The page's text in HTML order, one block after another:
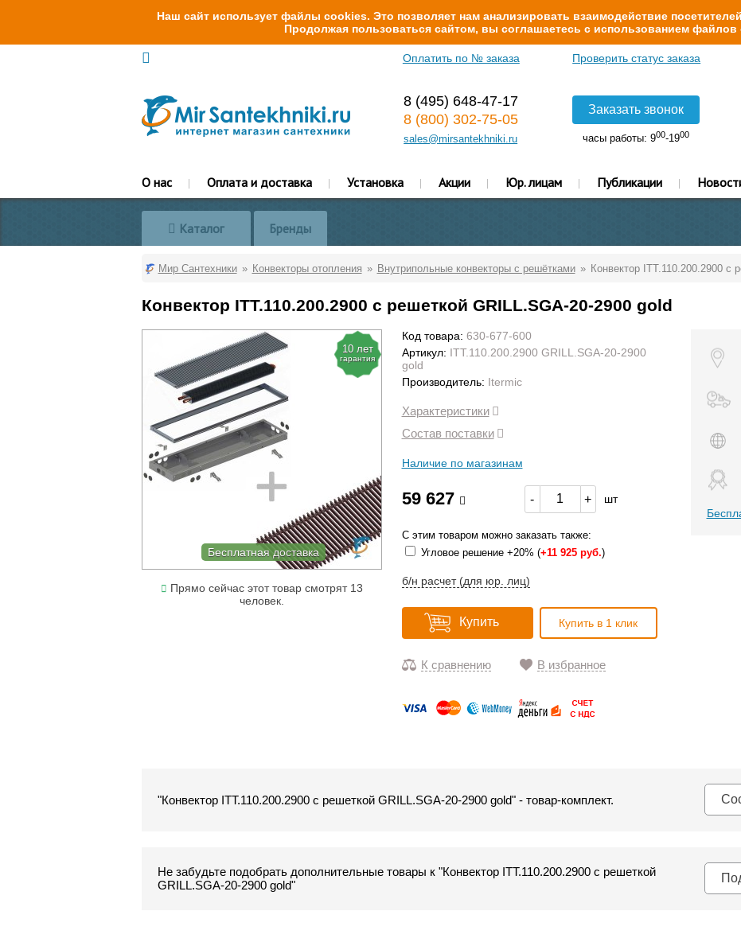
Наш сайт использует файлы cookies. Это позволяет нам анализировать взаимодействие
Продолжая пользоваться сайтом, вы соглашаетесь с использованием файлов
Оплатить по № заказа Проверить статус заказа
8 (495) 648-47-17
8 (800) 302-75-05
sales@mirsantekhniki.ru
Заказать звонок
часы работы: 900-1900
О нас Оплата и доставка Установка Акции Юр. лицам Публикации
Каталог Бренды
Мир Сантехники Конвекторы отопления Внутрипольные конвекторы с решётками Конвектор ITT.110.200.2900 с
Конвектор ITT.110.200.2900 с решеткой GRILL.SGA-20-2900 gold
10 лет
гарантия
Бесплатная доставка
Прямо сейчас этот товар смотрят 13
человек.
Код товара: 630-677-600
Артикул: ITT.110.200.2900 GRILL.SGA-20-2900
gold
Производитель: Itermic
Характеристики
Состав поставки
Наличие по магазинам
59 627 - + шт
С этим товаром можно заказать также:
Угловое решение +20% (+11 925 руб.)
б/н расчет (для юр. лиц)
Купить Купить в 1 клик
К сравнению В избранное
"Конвектор ITT.110.200.2900 с решеткой GRILL.SGA-20-2900 gold" - товар-комплект.
Не забудьте подобрать дополнительные товары к "Конвектор ITT.110.200.2900 с решеткой
GRILL.SGA-20-2900 gold"